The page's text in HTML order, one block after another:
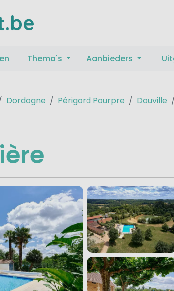
Thema's Aanbieders
Dordogne Périgord Pourpre Douville